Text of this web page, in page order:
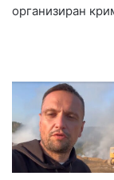
организиран